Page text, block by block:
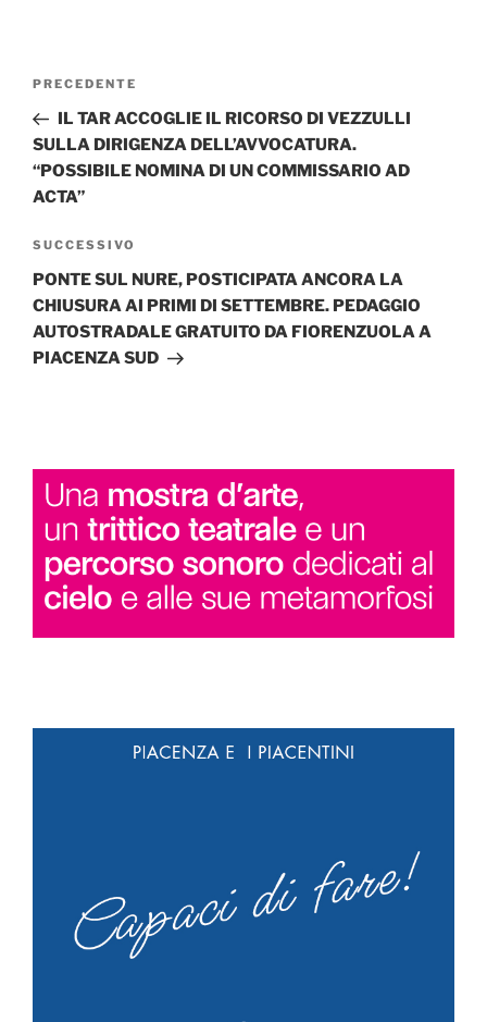
Navigazione
Articolo
precedente:
PRECEDENTE
IL TAR ACCOGLIE IL RICORSO DI VEZZULLI
SULLA DIRIGENZA DELL’AVVOCATURA.
“POSSIBILE NOMINA DI UN COMMISSARIO AD
ACTA”
Articolo
successivo
SUCCESSIVO
PONTE SUL NURE, POSTICIPATA ANCORA LA
CHIUSURA AI PRIMI DI SETTEMBRE. PEDAGGIO
AUTOSTRADALE GRATUITO DA FIORENZUOLA A
PIACENZA SUD